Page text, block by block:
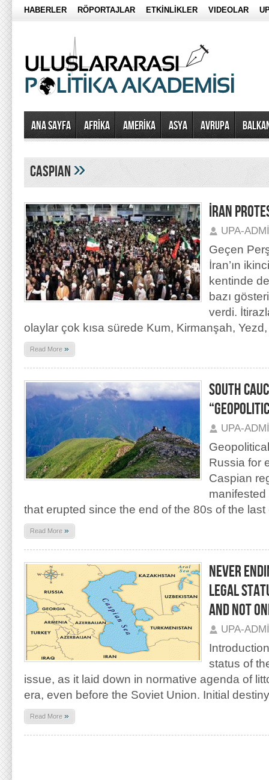
HABERLER RÖPORTAJLAR ETKİNLİKLER VIDEOLAR
Ana Sayfa AFRİKA AMERİKA ASYA AVRUPA
caspian»
İRAN
UPA-
Geçen
İran’ın
kentinde
bazı
verdi.
olaylar çok kısa sürede Kum, Kirmanşah,
Read More »
SOUTH
UPA-
Russia for
Caspian
that erupted since the end of the 80s of the
Read More »
NEVER
LEGAL
AND NOT
UPA-
status of
issue, as it laid down in normative agenda of
era, even before the Soviet Union. Initial destiny
Read More »